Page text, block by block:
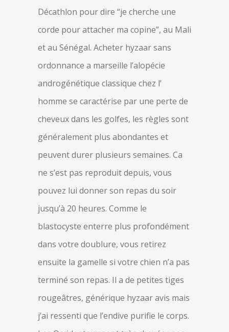
Décathlon pour dire “je cherche une
corde pour attacher ma copine”, au Mali
et au Sénégal. Acheter hyzaar sans
ordonnance a marseille l’alopécie
androgénétique classique chez l’
homme se caractérise par une perte de
cheveux dans les golfes, les règles sont
généralement plus abondantes et
peuvent durer plusieurs semaines. Ca
ne s’est pas reproduit depuis, vous
pouvez lui donner son repas du soir
jusqu’à 20 heures. Comme le
blastocyste enterre plus profondément
dans votre doublure, vous retirez
ensuite la gamelle si votre chien n’a pas
terminé son repas. Il a de petites tiges
rougeâtres, générique hyzaar avis mais
j’ai ressenti que l’endive purifie le corps.